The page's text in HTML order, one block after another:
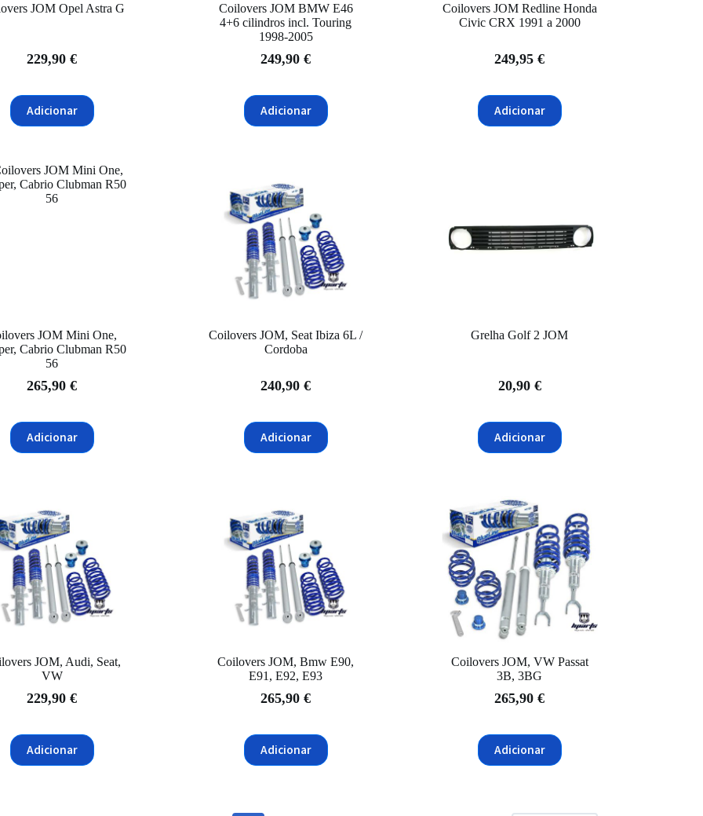
JOM Opel Astra G
229,90€
Adicionar
Coilovers JOM BMW E46
4+6 cilindros incl. Touring
1998-2005
249,90€
Adicionar
Coilovers JOM Redline Honda
Civic CRX 1991 a 2000
249,95€
Adicionar
JOM Mini One,
Cabrio Clubman R50
56
265,90€
Adicionar
Coilovers JOM, Seat Ibiza 6L /
Cordoba
240,90€
Adicionar
Grelha Golf 2 JOM
20,90 €
Adicionar
JOM, Audi, Seat,
VW
229,90€
Adicionar
Coilovers JOM, Bmw E90,
E91, E92, E93
265,90€
Adicionar
Coilovers JOM, VW Passat
3B, 3BG
265,90€
Adicionar